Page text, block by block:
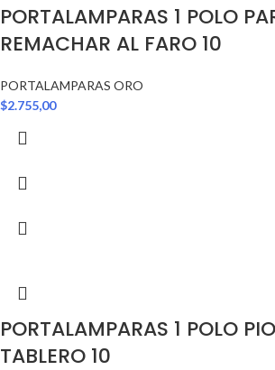
PORTALAMPARAS 1 POLO
REMACHAR AL FARO 10
PORTALAMPARAS ORO
$2.755,00
PORTALAMPARAS 1 POLO
TABLERO 10